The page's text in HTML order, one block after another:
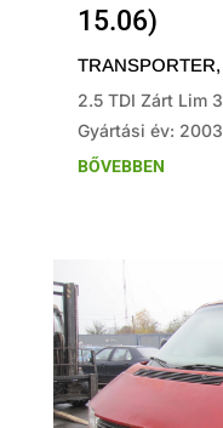
15.06)
TRANSPORTER,
2.5 TDI Zárt Lim 3
Gyártási év: 2003
BŐVEBBEN